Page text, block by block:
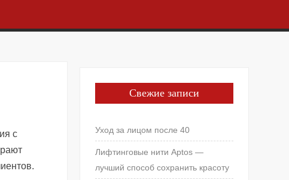
с
Свежие записи
Уход за лицом после 40
Лифтинговые нити Aptos —
лучший способ сохранить красоту